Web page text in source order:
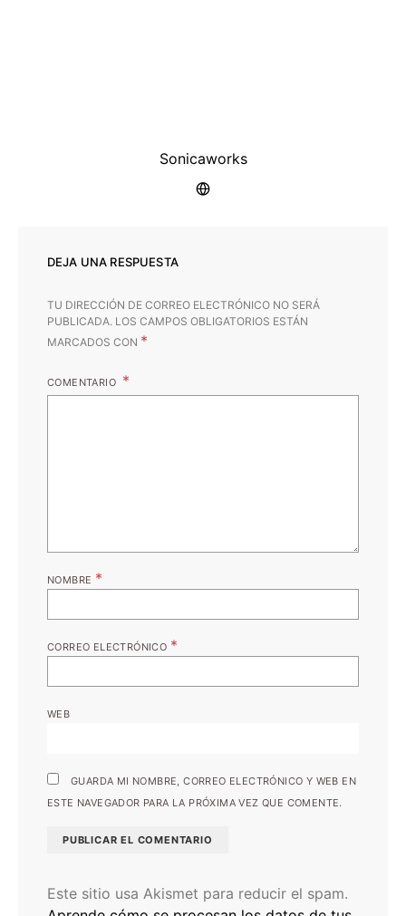
Sonicaworks
DEJA UNA RESPUESTA
TU DIRECCIÓN DE CORREO ELECTRÓNICO NO SERÁ
PUBLICADA. LOS CAMPOS OBLIGATORIOS ESTÁN
MARCADOS CON *
COMENTARIO
NOMBRE *
CORREO ELECTRÓNICO *
WEB
GUARDA MI NOMBRE, CORREO ELECTRÓNICO Y WEB EN
ESTE NAVEGADOR PARA LA PRÓXIMA VEZ QUE COMENTE.
Este sitio usa Akismet para reducir el spam.